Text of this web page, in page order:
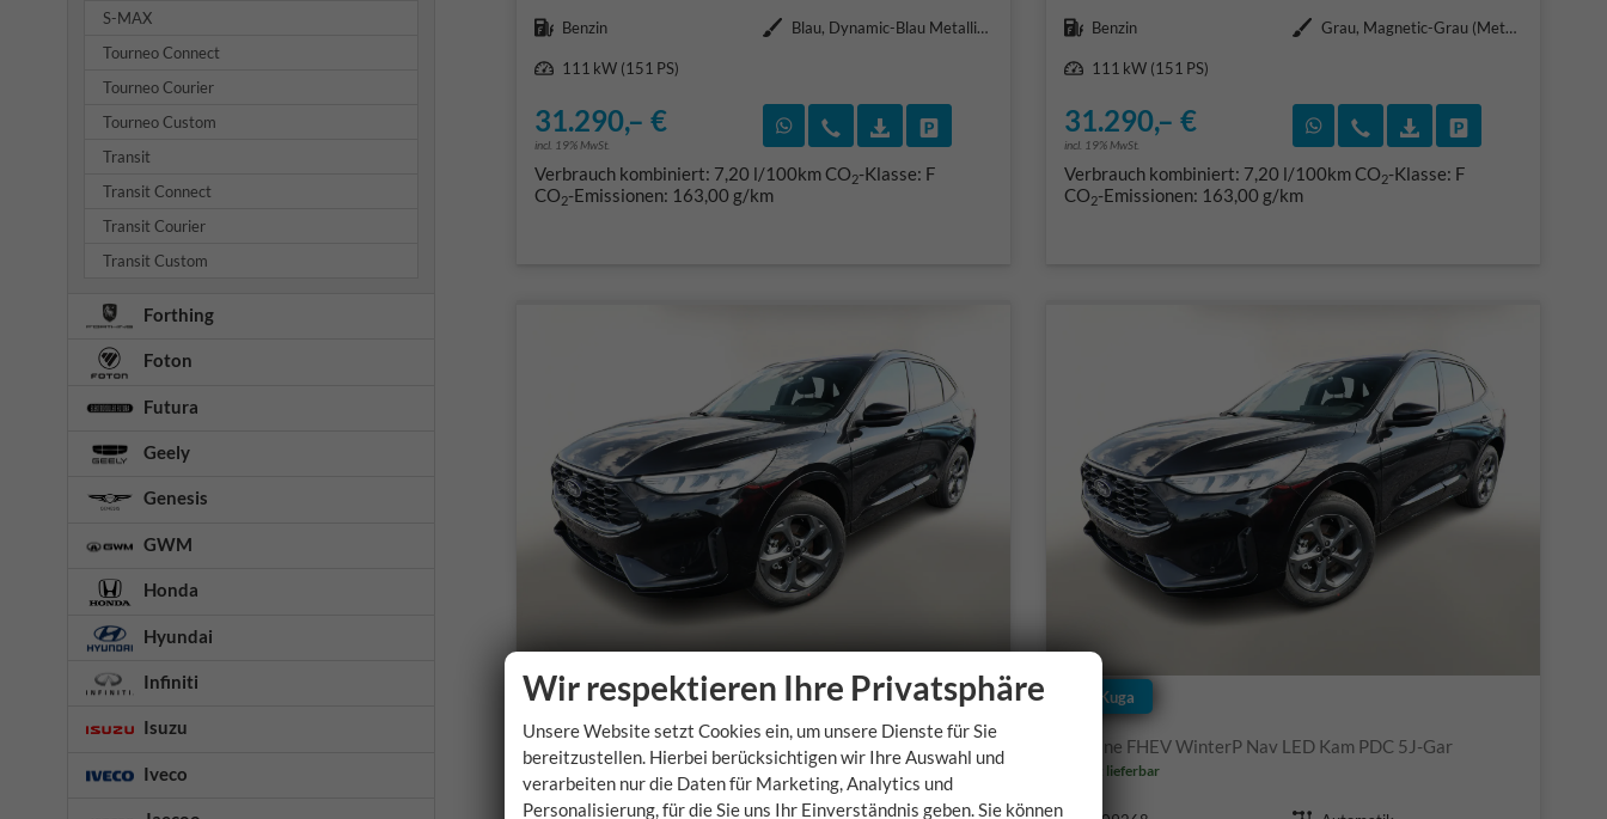
Kraftstoff Benzin Außenfarbe
Blau, Dynamic-Blau Metallic (PN4FZ0)
Leistung
111 kW (151 PS)
31.290,– €
incl. 19% MwSt.
Rückruf vereinbaren
Wir rufen Sie an
Fahrzeugexposé (PDF)
Fahrzeug parken
Verbrauch kombiniert: 7,20 l/100kmCO2-Klasse: F
CO2-Emissionen: 163,00 g/km
Kraftstoff Benzin Außenfarbe
Grau, Magnetic-Grau (Metallic) (PN4DQ0)
Leistung
111 kW (151 PS)
31.290,– €
incl. 19% MwSt.
Rückruf vereinbaren
Wir rufen Sie an
Fahrzeugexposé
Verbrauch kombiniert: 7,20 l/100kmCO2-Klasse: F
CO2-Emissionen: 163,00 g/km
Ford Kuga
ST-Line FHEV WinterP Nav LED Kam PDC 5J-Gar
Ford Kuga
ST-Line FHEV WinterP Nav LED Kam PDC 5J-Gar
sofort lieferbar
S-MAX
Tourneo Connect
Tourneo Courier
Tourneo Custom
Transit
Transit Connect
Transit Courier
Transit Custom
Forthing
Foton
Futura
Geely
Genesis
GWM
Honda
Hyundai
Infiniti
Isuzu
Iveco
Wir respektieren Ihre Privatsphäre
Unsere Website setzt Cookies ein, um unsere Dienste für Sie
bereitzustellen. Hierbei berücksichtigen wir Ihre Auswahl und
verarbeiten nur die Daten für Marketing, Analytics und
Personalisierung, für die Sie uns Ihr Einverständnis geben. Sie können